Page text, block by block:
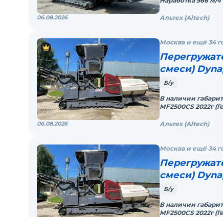
06.08.2026 Альтех (Altech)
Москва и ещё 34
смеси)
Б/у
В наличии
МF2500СS 2022г
06.08.2026 Альтех (Altech)
Москва и ещё 34
смеси)
Б/у
В наличии
МF2500СS 2022г